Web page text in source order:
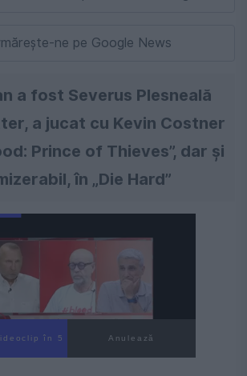
ne pe Google News
a fost Severus Plesneală
a jucat cu Kevin Costner
Prince of Thieves”, dar și
în „Die Hard”
în 4 Anulează